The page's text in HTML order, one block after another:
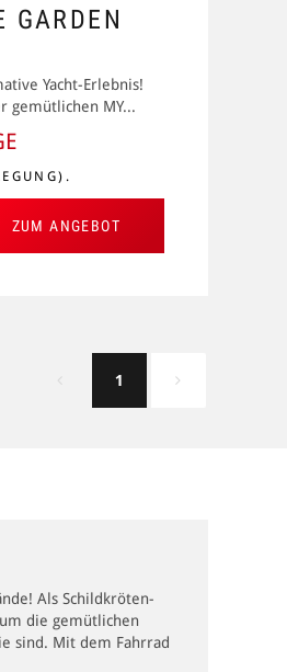
GARDEN
Yacht-Erlebnis!
gemütlichen MY...
ZUM ANGEBOT
1
Als Schildkröten-
die gemütlichen
sind. Mit dem Fahrrad